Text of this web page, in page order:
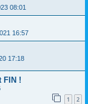
08:01
16:57
17:18
FIN !
1 2